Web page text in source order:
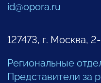
id@opora.ru
127473, г. Москва,
Региональные
Представители за